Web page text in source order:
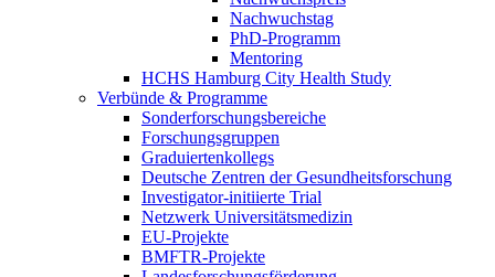
Nachwuchstag
PhD-Programm
Mentoring
HCHS Hamburg City Health Study
Verbünde & Programme
Sonderforschungsbereiche
Forschungsgruppen
Graduiertenkollegs
Deutsche Zentren der Gesundheitsforschung
Investigator-initiierte Trial
Netzwerk Universitätsmedizin
EU-Projekte
BMFTR-Projekte